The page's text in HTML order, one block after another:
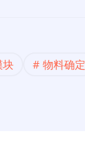
块 物料确定